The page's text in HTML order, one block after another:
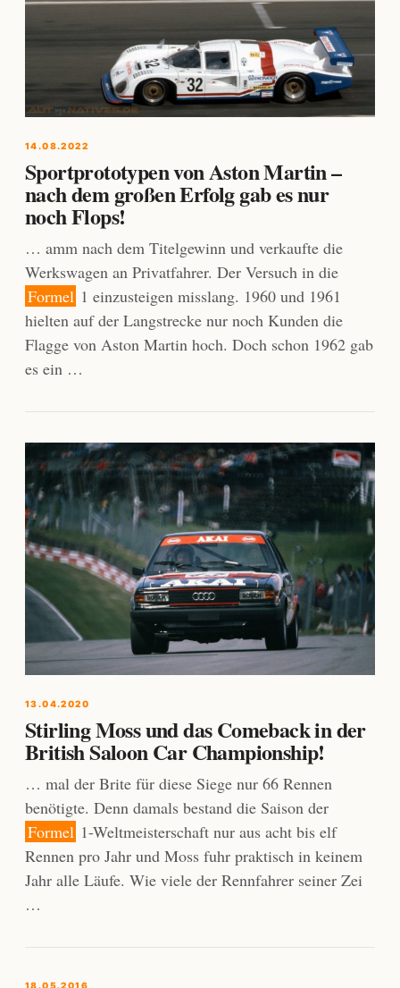
14.08.2022
Sportprototypen von Aston Martin –
nach dem großen Erfolg gab es nur
noch Flops!
… amm nach dem Titelgewinn und verkaufte die
Werkswagen an Privatfahrer. Der Versuch in die
Formel 1 einzusteigen misslang. 1960 und 1961
hielten auf der Langstrecke nur noch Kunden die
Flagge von Aston Martin hoch. Doch schon 1962 gab
es ein …
13.04.2020
Stirling Moss und das Comeback in der
British Saloon Car Championship!
… mal der Brite für diese Siege nur 66 Rennen
benötigte. Denn damals bestand die Saison der
Formel 1-Weltmeisterschaft nur aus acht bis elf
Rennen pro Jahr und Moss fuhr praktisch in keinem
Jahr alle Läufe. Wie viele der Rennfahrer seiner Zei
…
18.05.2016